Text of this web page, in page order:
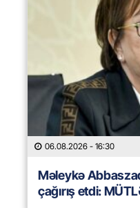
06.08.2026 - 16:30
Məleykə
çağırış etdi: